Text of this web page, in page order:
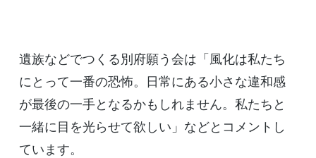
遺族などでつくる別府願う会は「風化は私たち
にとって一番の恐怖。日常にある小さな違和感
が最後の一手となるかもしれません。私たちと
一緒に目を光らせて欲しい」などとコメントし
ています。